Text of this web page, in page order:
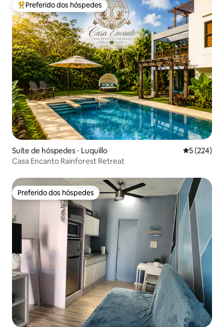
Entre os melhores preferidos dos hóspedes
Preferido dos hóspedes
Suíte de hóspedes ⋅ Luquillo 5 de uma
5 (224)
Casa Encanto Rainforest Retreat
Preferido dos hóspedes
Preferido dos hóspedes